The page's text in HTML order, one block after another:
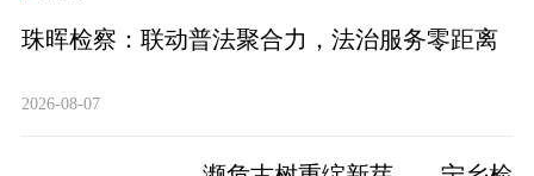
珠晖检察：联动普法聚合力，法治服务零距离
2026-08-07